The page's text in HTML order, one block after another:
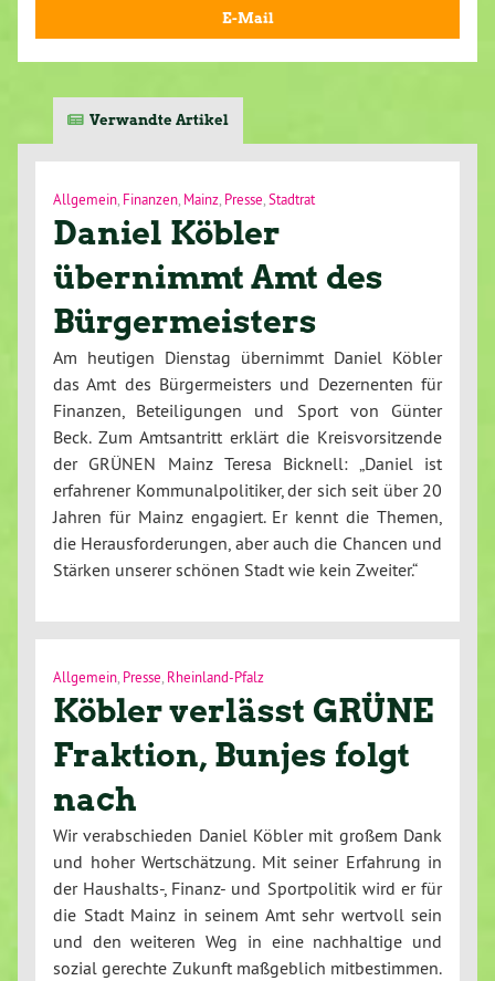
E-Mail
Verwandte Artikel
Allgemein Finanzen Mainz Presse Stadtrat
Daniel Köbler
übernimmt Amt des
Bürgermeisters
Am heutigen Dienstag übernimmt Daniel Köbler
das Amt des Bürgermeisters und Dezernenten für
Finanzen, Beteiligungen und Sport von Günter
Beck. Zum Amtsantritt erklärt die Kreisvorsitzende
der GRÜNEN Mainz Teresa Bicknell: „Daniel ist
erfahrener Kommunalpolitiker, der sich seit über 20
Jahren für Mainz engagiert. Er kennt die Themen,
die Herausforderungen, aber auch die Chancen und
Stärken unserer schönen Stadt wie kein Zweiter.“
Allgemein Presse Rheinland-Pfalz
Köbler verlässt GRÜNE
Fraktion, Bunjes folgt
nach
Wir verabschieden Daniel Köbler mit großem Dank
und hoher Wertschätzung. Mit seiner Erfahrung in
der Haushalts-, Finanz- und Sportpolitik wird er für
die Stadt Mainz in seinem Amt sehr wertvoll sein
und den weiteren Weg in eine nachhaltige und
sozial gerechte Zukunft maßgeblich mitbestimmen.